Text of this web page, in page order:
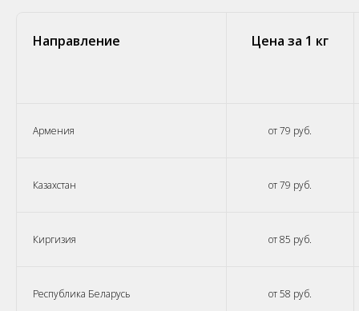
Направление Цена за 1 кг
Армения от 79 руб.
Казахстан от 79 руб.
Киргизия от 85 руб.
Республика Беларусь от 58 руб.